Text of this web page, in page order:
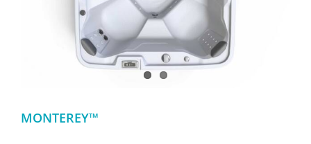
MONTEREY™